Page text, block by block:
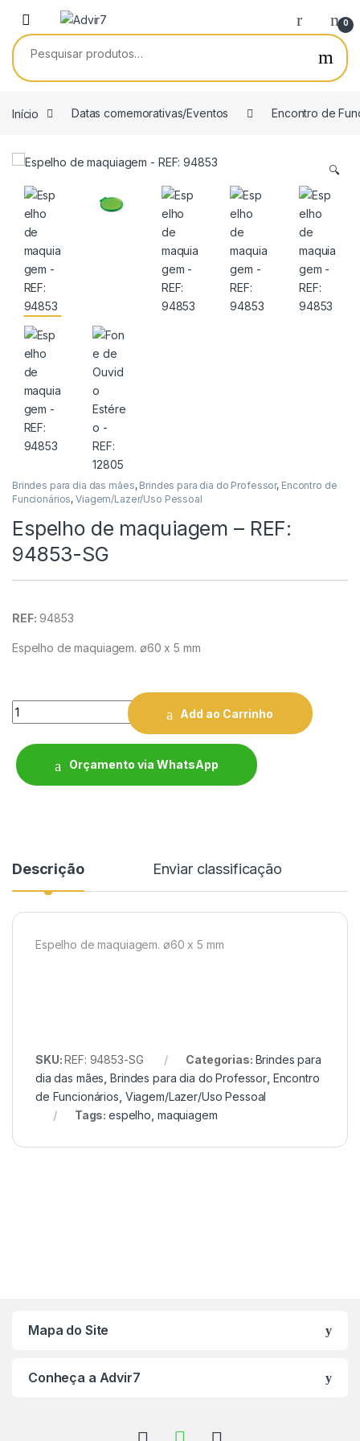
Skip to navigation
Skip to content
0
Pesquisar por:
Início Datas comemorativas/Eventos Encontro de
🔍
Brindes para dia das mães, Brindes para dia do Professor, Encontro de
Funcionários,Viagem/Lazer/Uso Pessoal
Espelho de maquiagem – REF:
94853-SG
REF: 94853
Espelho de maquiagem. ø60 x 5 mm
Quantity
Add ao Carrinho
Orçamento via WhatsApp
Descrição Enviar classificação
Espelho de maquiagem. ø60 x 5 mm
SKU:REF: 94853-SG Categorias: Brindes para
dia das mães ,Brindes para dia do Professor Encontro
de Funcionários Viagem/Lazer/Uso Pessoal
Tags:espelho maquiagem
Mapa do Site
Conheça a Advir7